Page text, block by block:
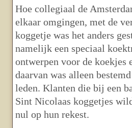
Hoe collegiaal de
elkaar omgingen, met de
koggetje was het anders
namelijk een speciaal
ontwerpen voor de koekjes
daarvan was alleen
leden. Klanten die bij een
Sint Nicolaas koggetjes
nul op hun rekest.